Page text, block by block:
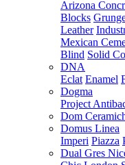
Arizona
Blocks
Leather
Mexican
Blind Solid
DNA
Eclat Enamel
Dogma
Project
Dom
Domus Linea
Imperi Piazza
Dual Gres